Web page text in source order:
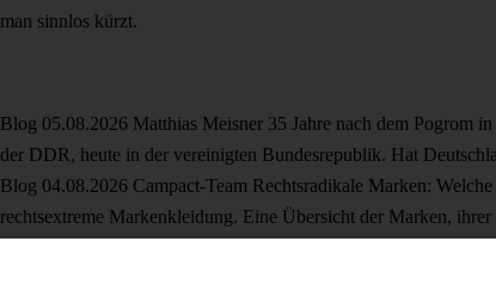
man sinnlos kürzt.
Blog 05.08.2026 Matthias Meisner 35 Jahre nach dem Pogrom
der DDR, heute in der vereinigten Bundesrepublik. Hat
Blog 04.08.2026 Campact-Team Rechtsradikale Marken:
rechtsextreme Markenkleidung. Eine Übersicht der Marken,